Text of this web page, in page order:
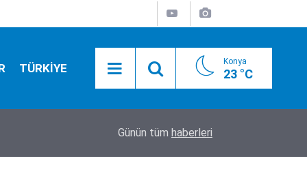
TÜRKİYE Konya
23 °C
Üsküdar Belediye Başkanvekili CHP’li Sibel
Günün tüm haberleri